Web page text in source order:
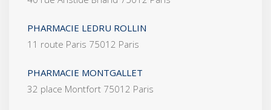
PHARMACIE LEDRU ROLLIN
11 route Paris 75012 Paris
PHARMACIE MONTGALLET
32 place Montfort 75012 Paris